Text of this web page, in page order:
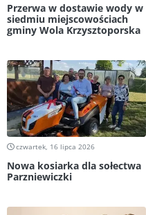
Przerwa w dostawie wody w
siedmiu miejscowościach
gminy Wola Krzysztoporska
czwartek, 16 lipca 2026
Nowa kosiarka dla sołectwa
Parzniewiczki